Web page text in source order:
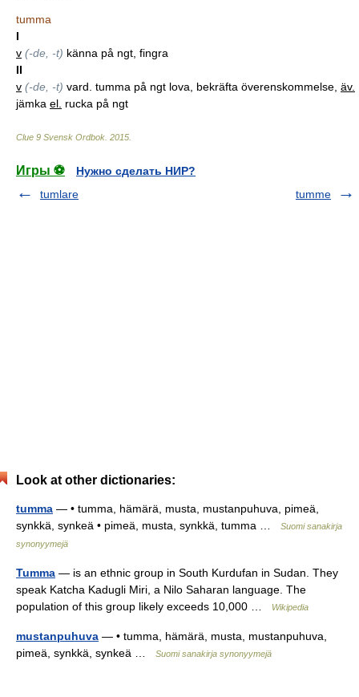
tumma
I
v (-de, -t) känna på ngt, fingra
II
v (-de, -t) vard. tumma på ngt lova, bekräfta överenskommelse, äv.
jämka el. rucka på ngt
Clue 9 Svensk Ordbok 2015
Игры ⚽
Нужно сделать НИР?
tumlare
tumme
Look at other dictionaries:
tumma — • tumma, hämärä, musta, mustanpuhuva, pimeä,
synkkä, synkeä • pimeä, musta, synkkä, tumma …
Suomi sanakirja
synonyymejä
Tumma — is an ethnic group in South Kurdufan in Sudan. They
speak Katcha Kadugli Miri, a Nilo Saharan language. The
population of this group likely exceeds 10,000 …
Wikipedia
mustanpuhuva — • tumma, hämärä, musta, mustanpuhuva,
pimeä, synkkä, synkeä …
Suomi sanakirja synonyymejä